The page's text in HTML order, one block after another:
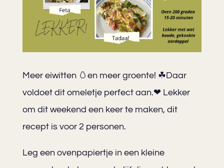
Meer eiwitten 🥚en meer groente! ☘Daar
voldoet dit omeletje perfect aan.❤ Lekker
om dit weekend een keer te maken, dit
recept is voor 2 personen.
Leg een ovenpapiertje in een kleine